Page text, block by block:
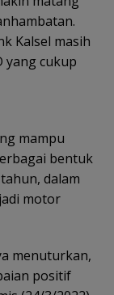
Kalsel masih
yang cukup
mampu
bentuk
dalam
motor
menuturkan,
positif